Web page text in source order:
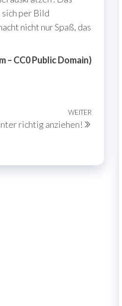
per Bild
nicht nur Spaß, das
– CC0 Public Domain)
Nächster
WEITER
richtig anziehen!